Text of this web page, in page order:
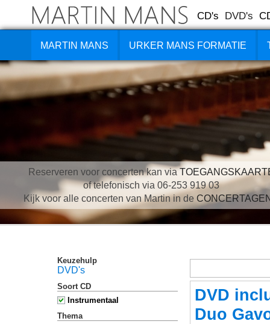
CD's DVD's
MARTIN MANS URKER MANS FORMATIE
Reserveren voor concerten kan via
of telefonisch via 06-253 919 03
Kijk voor alle concerten van Martin in de
Keuzehulp
DVD's
Soort CD
Instrumentaal
Thema
DVD
Duo